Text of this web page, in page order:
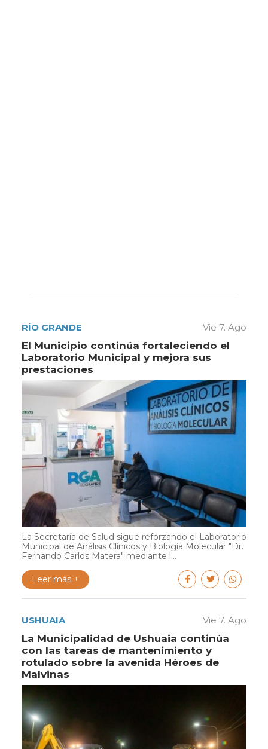
RÍO GRANDE Vie 7. Ago
El Municipio continúa fortaleciendo el
Laboratorio Municipal y mejora sus
prestaciones
La Secretaría de Salud sigue reforzando el Laboratorio
Municipal de Análisis Clínicos y Biología Molecular "Dr.
Fernando Carlos Matera" mediante l...
Leer más +
USHUAIA Vie 7. Ago
La Municipalidad de Ushuaia continúa
con las tareas de mantenimiento y
rotulado sobre la avenida Héroes de
Malvinas